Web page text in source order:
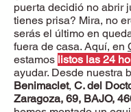
puerta decidió no abrir
tienes prisa? Mira, no
serás el último en
fuera de casa. Aquí, en
estamos listos las 24
ayudar. Desde nuestra
Benimaclet, C. del
Zaragoza, 69, BAJO,